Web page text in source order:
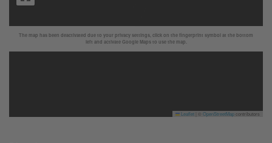
The map has been deactivated due to your privacy settings, click on the fingerprint symbol at the bottom
left and activate Google Maps to use the map.
Leaflet OpenStreetMapcontributors